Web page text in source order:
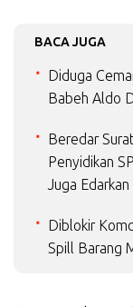
BACA JUGA
Diduga
Babeh Aldo
Beredar
Penyidikan
Juga
Diblokir
Spill Barang